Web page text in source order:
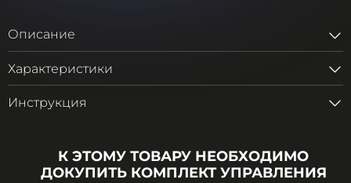
Описание
Характеристики
Инструкция
К ЭТОМУ ТОВАРУ НЕОБХОДИМО
ДОКУПИТЬ КОМПЛЕКТ УПРАВЛЕНИЯ